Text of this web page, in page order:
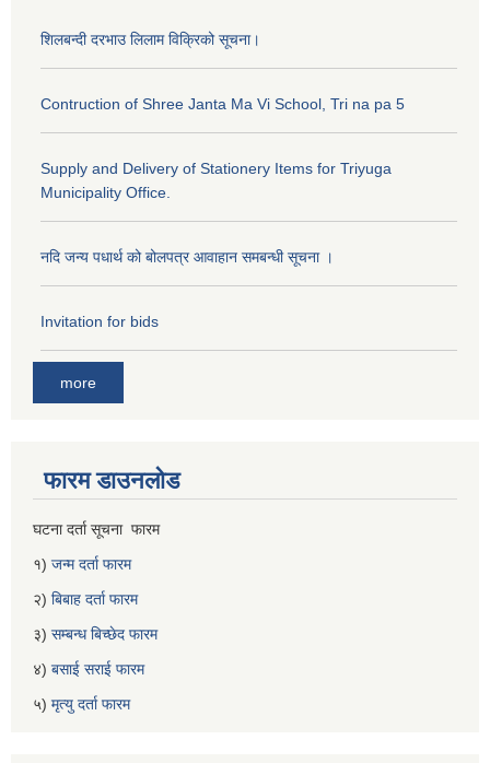
शिलबन्दी दरभाउ लिलाम विक्रिको सूचना।
Contruction of Shree Janta Ma Vi School, Tri na pa 5
Supply and Delivery of Stationery Items for Triyuga
Municipality Office.
नदि जन्य पधार्थ को बोलपत्र आवाहान समबन्धी सूचना ।
Invitation for bids
more
फारम डाउनलोड
घटना दर्ता सूचना फारम
१) जन्म दर्ता फारम
२) बिबाह दर्ता फारम
३) सम्बन्ध बिच्छेद फारम
४) बसाई सराई फारम
५) मृत्यु दर्ता फारम